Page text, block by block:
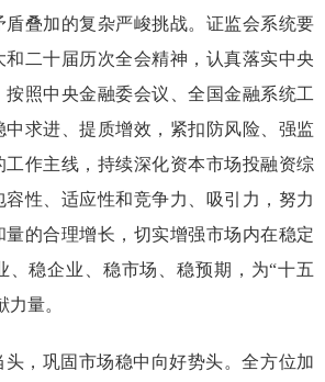
盾叠加的复杂严峻挑战。证监会系统要
二十届历次全会精神，认真落实中央
按照中央金融委会议、全国金融系统工
求进、提质增效，紧扣防风险、强监
工作主线，持续深化资本市场投融资综
性、适应性和竞争力、吸引力，努力
量的合理增长，切实增强市场内在稳定
、稳企业、稳市场、稳预期，为“十五
量。
，巩固市场稳中向好势头。全方位加